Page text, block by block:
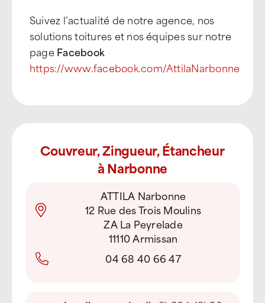
Suivez l’actualité de notre agence, nos
solutions toitures et nos équipes sur notre
page Facebook
https://www.facebook.com/AttilaNarbonne
Couvreur, Zingueur, Étancheur
à Narbonne
ATTILA Narbonne
12 Rue des Trois Moulins
ZA La Peyrelade
11110 Armissan
04 68 40 66 47